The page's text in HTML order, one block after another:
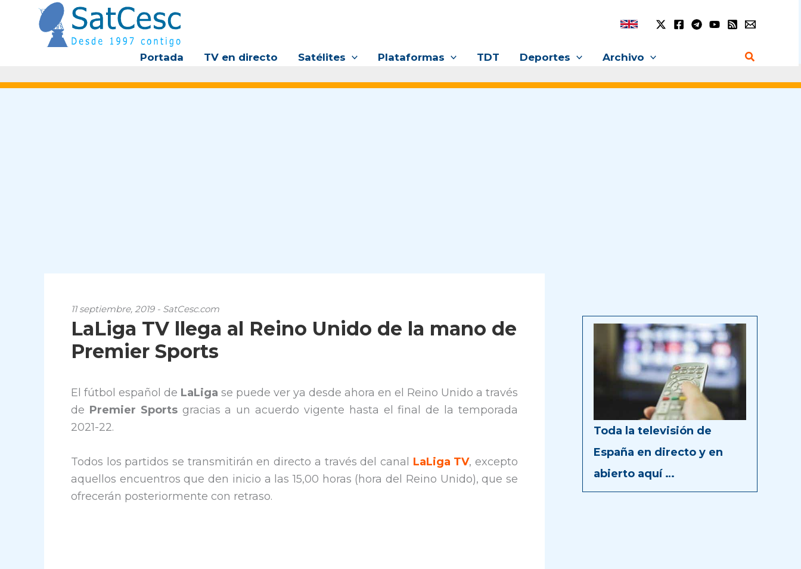
contenido
Portada TV en directo Satélites Plataformas TDT Deportes Archivo Buscar
11 septiembre, 2019 - SatCesc.com
LaLiga TV llega al Reino Unido de la mano de
Premier Sports
El fútbol español de LaLiga se puede ver ya desde ahora en el Reino Unido a través
de Premier Sportsgracias a un acuerdo vigente hasta el final de la temporada
2021-22.
Todos los partidos se transmitirán en directo a través del canal LaLiga TV, excepto
aquellos encuentros que den inicio a las 15,00 horas (hora del Reino Unido), que se
ofrecerán posteriormente con retraso.
Toda la televisión de
España en directo y en
abierto aquí …